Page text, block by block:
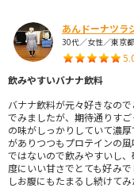
あんドーナツラ
30代／女性／東京都
飲みやすいバナナ飲料
バナナ飲料が元々好きなの
でみましたが、期待通りす
の味がしっかりしていて濃
がありつつもプロテインの
ではないので飲みやすいし
度にいい甘さでとても好み
しお腹にもたまるし続けてみ